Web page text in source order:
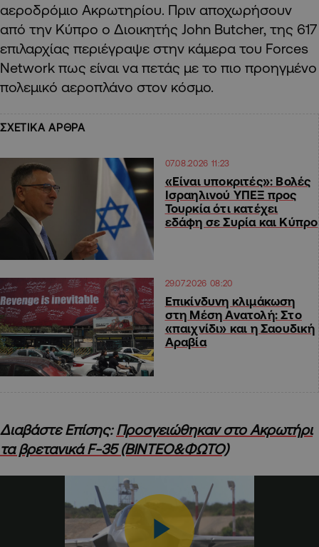
αεροδρόμιο Ακρωτηρίου. Πριν αποχωρήσουν
από την Κύπρο ο Διοικητής John Butcher, της 617
επιλαρχίας περιέγραψε στην κάμερα του Forces
Network πως είναι να πετάς με το πιο προηγμένο
πολεμικό αεροπλάνο στον κόσμο.
ΣΧΕΤΙΚΑ ΑΡΘΡΑ
07.08.2026 11:23
«Είναι υποκριτές»: Βολές
Ισραηλινού ΥΠΕΞ προς
Τουρκία ότι κατέχει
εδάφη σε Συρία και Κύπρο
29.07.2026 08:20
Επικίνδυνη κλιμάκωση
στη Μέση Ανατολή: Στο
«παιχνίδι» και η Σαουδική
Αραβία
Διαβάστε Επίσης:Προσγειώθηκαν στο Ακρωτήρι
τα βρετανικά F-35 (ΒΙΝΤΕΟ&ΦΩΤΟ)